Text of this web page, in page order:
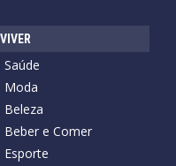
VIVER
Saúde
Moda
Beleza
Beber e Comer
Esporte